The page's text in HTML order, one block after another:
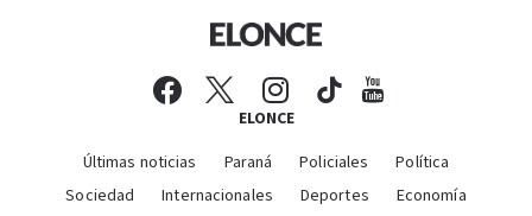
ELONCE
Últimas noticias Paraná Policiales
Política
Sociedad
Internacionales Deportes
Economía